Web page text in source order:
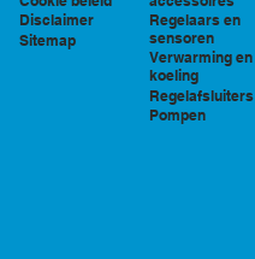
Disclaimer
Sitemap
Regelaars en
sensoren
Verwarming en
koeling
Regelafsluiters
Pompen